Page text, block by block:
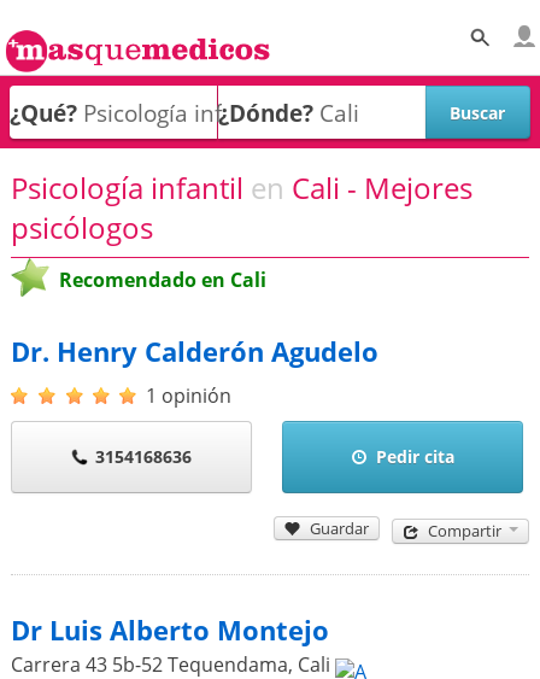
¿Qué? ¿Dónde?
Psicología infantil en Cali - Mejores
psicólogos
Recomendado en Cali
Dr. Henry Calderón Agudelo
1 opinión
3154168636 Pedir cita
Guardar Compartir
Dr Luis Alberto Montejo
Carrera 43 5b-52 Tequendama, Cali